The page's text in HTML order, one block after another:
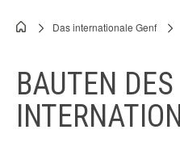
Breadcrumb
Das internationale Genf
BAUTEN DES